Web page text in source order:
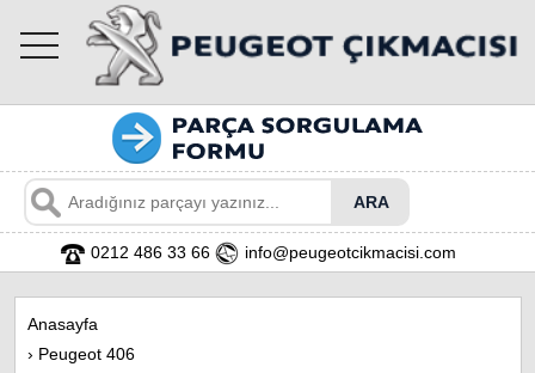
toggle
navigation
0212 486 33 66 info@peugeotcikmacisi.com
Anasayfa
› Peugeot 406